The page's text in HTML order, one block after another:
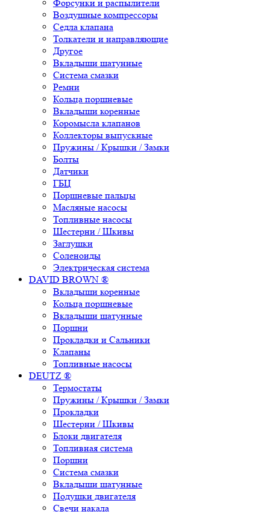
Форсунки и распылители
Воздушные компрессоры
Седла клапана
Толкатели и направляющие
Другое
Вкладыши шатунные
Система смазки
Ремни
Кольца поршневые
Вкладыши коренные
Коромысла клапанов
Коллекторы выпускные
Пружины / Крышки / Замки
Болты
Датчики
ГБЦ
Поршневые пальцы
Масляные насосы
Топливные насосы
Шестерни / Шкивы
Заглушки
Соленоиды
Электрическая система
DAVID BROWN ®
Вкладыши коренные
Кольца поршневые
Вкладыши шатунные
Поршни
Прокладки и Сальники
Клапаны
Топливные насосы
DEUTZ ®
Термостаты
Пружины / Крышки / Замки
Прокладки
Шестерни / Шкивы
Блоки двигателя
Топливная система
Поршни
Система смазки
Вкладыши шатунные
Подушки двигателя
Свечи накала